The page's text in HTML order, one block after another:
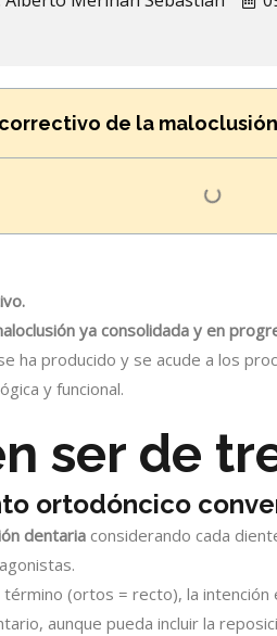
de la
ya consolidada y en
ha producido y se acude a los
y funcional.
ser de
ortodóncico
dentaria considerando cada
(ortos = recto), la
aunque pueda incluir la